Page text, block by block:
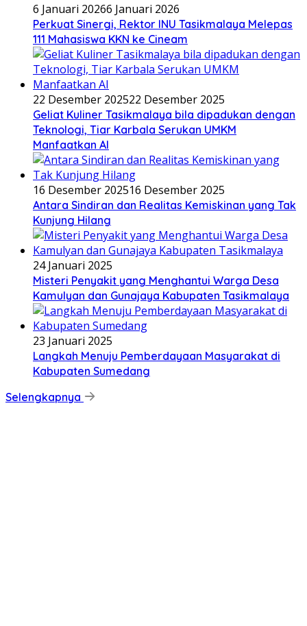
6 Januari 20266 Januari 2026
Perkuat Sinergi, Rektor INU Tasikmalaya Melepas
111 Mahasiswa KKN ke Cineam
22 Desember 202522 Desember 2025
Geliat Kuliner Tasikmalaya bila dipadukan dengan
Teknologi, Tiar Karbala Serukan UMKM
Manfaatkan AI
16 Desember 202516 Desember 2025
Antara Sindiran dan Realitas Kemiskinan yang Tak
Kunjung Hilang
24 Januari 2025
Misteri Penyakit yang Menghantui Warga Desa
Kamulyan dan Gunajaya Kabupaten Tasikmalaya
23 Januari 2025
Langkah Menuju Pemberdayaan Masyarakat di
Kabupaten Sumedang
Selengkapnya